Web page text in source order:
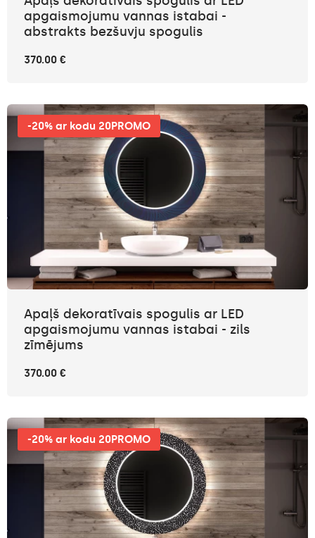
apgaismojumu vannas istabai -
abstrakts bezšuvju spogulis
370.00 €
-20% ar kodu 20PROMO
Apaļš dekoratīvais spogulis ar LED
apgaismojumu vannas istabai - zils
zīmējums
370.00 €
-20% ar kodu 20PROMO